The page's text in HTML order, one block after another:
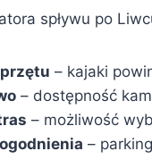
spływu po
– kajaki
– dostępność
– możliwość
–